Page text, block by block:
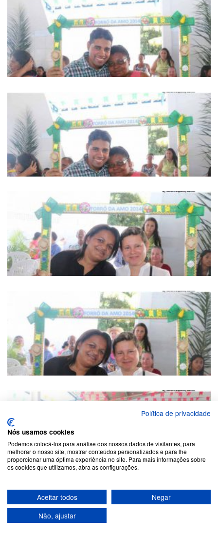
Política de privacidade
Nós usamos cookies
Podemos colocá-los para análise dos nossos dados de visitantes, para
melhorar o nosso site, mostrar conteúdos personalizados e para lhe
proporcionar uma óptima experiência no site. Para mais informações sobre
os cookies que utilizamos, abra as configurações.
Aceitar todos
Negar
Não, ajustar